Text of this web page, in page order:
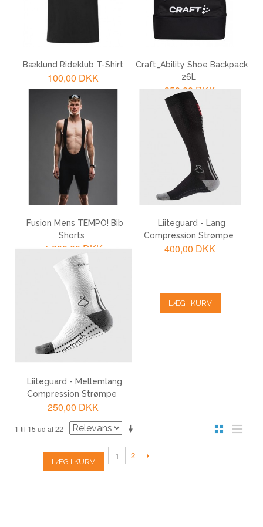
Bæklund Rideklub T-Shirt
100,00 DKK
LÆG I KURV
Craft_Ability Shoe Backpack
26L
350,00 DKK
LÆG I KURV
Fusion Mens TEMPO! Bib
Shorts
1.800,00 DKK
LÆG I KURV
Liiteguard - Lang
Compression Strømpe
400,00 DKK
LÆG I KURV
Liiteguard - Mellemlang
Compression Strømpe
250,00 DKK
LÆG I KURV
1 til 15 ud af 22
1 2